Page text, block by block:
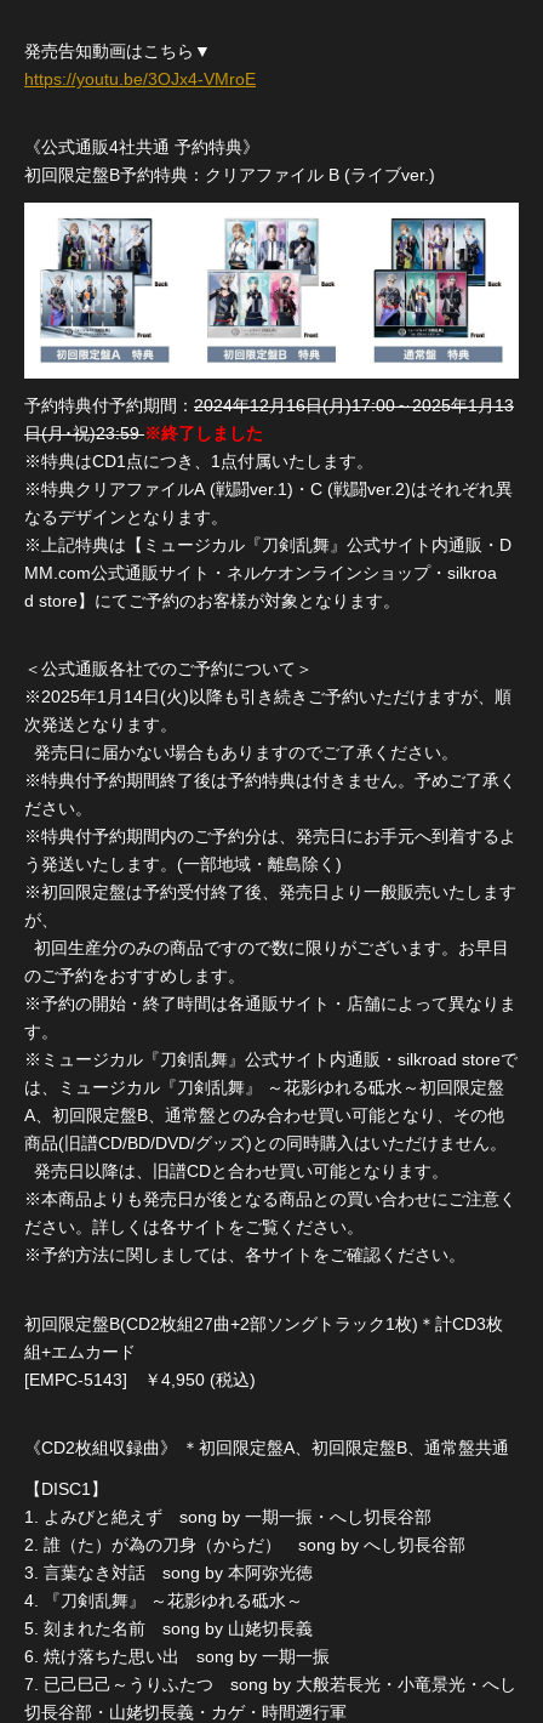
発売告知動画はこちら▼
https://youtu.be/3OJx4-VMroE
《公式通販4社共通 予約特典》
初回限定盤B予約特典：クリアファイル B (ライブver.)
予約特典付予約期間： 2024年12月16日(月)17:00～2025年1月13
日(月･祝)23:59※終了しました
※特典はCD1点につき、1点付属いたします。
※特典クリアファイルA (戦闘ver.1)・C (戦闘ver.2)はそれぞれ異
なるデザインとなります。
※上記特典は【ミュージカル『刀剣乱舞』公式サイト内通販・D
MM.com公式通販サイト・ネルケオンラインショップ・silkroa
d store】にてご予約のお客様が対象となります。
＜公式通販各社でのご予約について＞
※2025年1月14日(火)以降も引き続きご予約いただけますが、順
次発送となります。
発売日に届かない場合もありますのでご了承ください。
※特典付予約期間終了後は予約特典は付きません。予めご了承く
ださい。
※特典付予約期間内のご予約分は、発売日にお手元へ到着するよ
う発送いたします。(一部地域・離島除く)
※初回限定盤は予約受付終了後、発売日より一般販売いたします
が、
初回生産分のみの商品ですので数に限りがございます。お早目
のご予約をおすすめします。
※予約の開始・終了時間は各通販サイト・店舗によって異なりま
す。
※ミュージカル『刀剣乱舞』公式サイト内通販・silkroad storeで
は、ミュージカル『刀剣乱舞』 ～花影ゆれる砥水～初回限定盤
A、初回限定盤B、通常盤とのみ合わせ買い可能となり、その他
商品(旧譜CD/BD/DVD/グッズ)との同時購入はいただけません。
発売日以降は、旧譜CDと合わせ買い可能となります。
※本商品よりも発売日が後となる商品との買い合わせにご注意く
ださい。詳しくは各サイトをご覧ください。
※予約方法に関しましては、各サイトをご確認ください。
初回限定盤B(CD2枚組27曲+2部ソングトラック1枚)＊計CD3枚
組+エムカード
[EMPC-5143] ￥4,950 (税込)
《CD2枚組収録曲》 ＊初回限定盤A、初回限定盤B、通常盤共通
【DISC1】
1. よみびと絶えず song by 一期一振・へし切長谷部
2. 誰（た）が為の刀身（からだ） song by へし切長谷部
3. 言葉なき対話 song by 本阿弥光徳
4. 『刀剣乱舞』 ～花影ゆれる砥水～
5. 刻まれた名前 song by 山姥切長義
6. 焼け落ちた思い出 song by 一期一振
7. 已己巳己～うりふたつ song by 大般若長光・小竜景光・へし
切長谷部・山姥切長義・カゲ・時間遡行軍